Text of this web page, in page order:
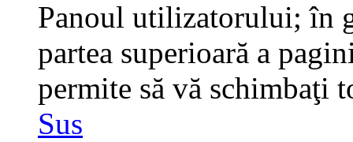
Panoul utilizatorului; în
partea superioară a
permite să vă schimbaţi
Sus